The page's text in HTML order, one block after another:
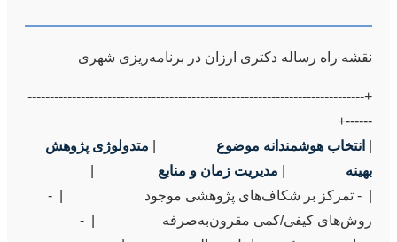
نقشه راه رساله دکتری ارزان در برنامه‌ریزی شهری
+----------------------------------------------------------------------------
انتخاب هوشمندانه موضوع
بهینه
مدیریت زمان و منابع